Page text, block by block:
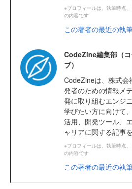
※プロフィールは、執筆時点
の内容です
この著者の最近の執
CodeZine編集部（
ブ）
CodeZineは、株式会
発者のための情報メ
発に取り組むエンジ
学びたい方に向けて
活用、開発ツール、
ャリアに関する記事
※プロフィールは、執筆時点
の内容です
この著者の最近の執